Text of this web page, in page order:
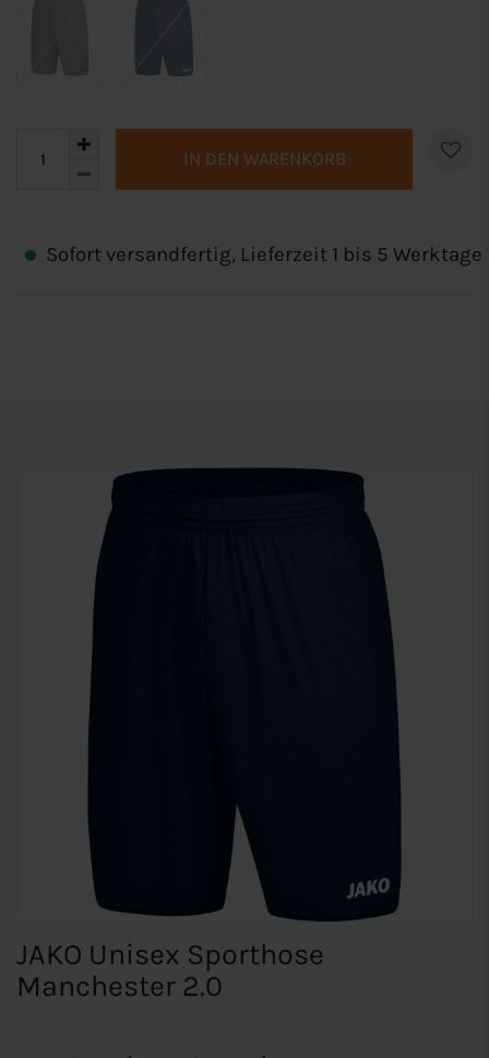
IN DEN WARENKORB
Sofort versandfertig, Lieferzeit 1 bis 5 Werktage
JAKO Unisex Sporthose
Manchester 2.0